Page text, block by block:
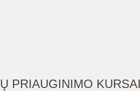
PRIAUGINIMO